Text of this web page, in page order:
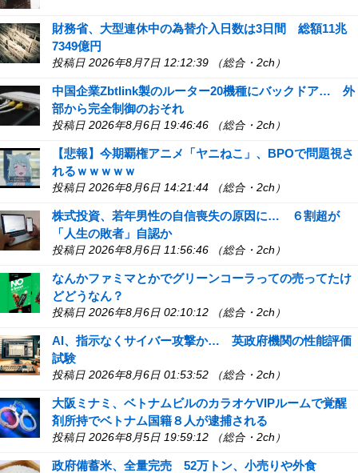
財務省、大型連休中の為替介入日数は3日間 総額11兆
7349億円
投稿日 2026年8月7日 12:12:39 （総合・2ch）
中国企業Zbtlink製のルーター20機種にバックドア… 外
部から完全制御のおそれ
投稿日 2026年8月6日 19:46:46 （総合・2ch）
【悲報】今期覇権アニメ「ヤニねこ」、BPOで問題視さ
れるｗｗｗｗｗ
投稿日 2026年8月6日 14:21:44 （総合・2ch）
株式投資、若年男性の自信喪失の原因に… ６割超が
「人生の敗者」自認か
投稿日 2026年8月6日 11:56:46 （総合・2ch）
なんかファミマとかでグリーンコーラっての売ってたけ
どどうなん？
投稿日 2026年8月6日 02:10:12 （総合・2ch）
AI、指示なくサイバー攻撃か… 英政府機関の性能評価
試験
投稿日 2026年8月6日 01:53:52 （総合・2ch）
大阪ミナミ、ベトナムビルのカラオケVIPルームで覚醒
剤所持でベトナム国籍８人が逮捕される
投稿日 2026年8月5日 19:59:12 （総合・2ch）
政府備蓄米、全量完売 52万トン、小売りや外食